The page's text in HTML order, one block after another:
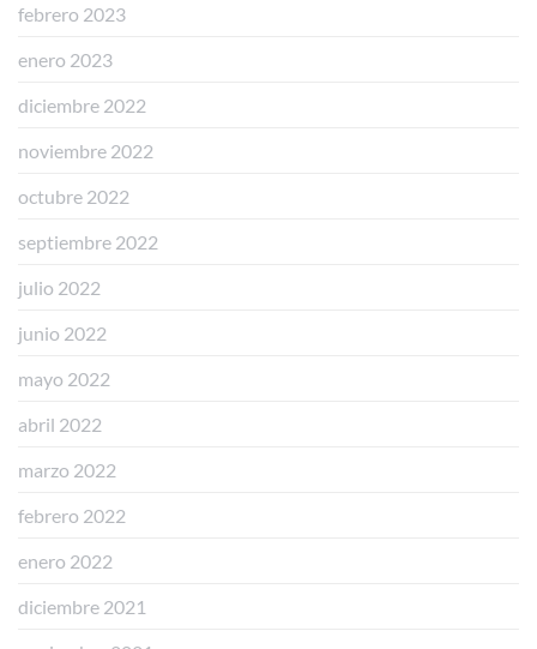
febrero 2023
enero 2023
diciembre 2022
noviembre 2022
octubre 2022
septiembre 2022
julio 2022
junio 2022
mayo 2022
abril 2022
marzo 2022
febrero 2022
enero 2022
diciembre 2021